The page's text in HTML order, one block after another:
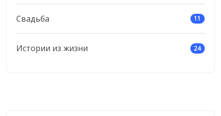
Свадьба 11
Истории из жизни 24